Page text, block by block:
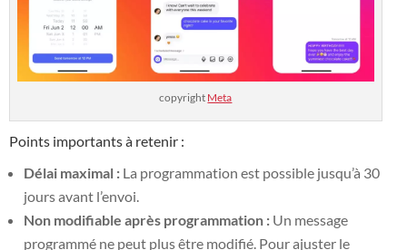
copyright Meta
Points importants à retenir :
Délai maximal : La programmation est possible jusqu’à 30
jours avant l’envoi.
Non modifiable après programmation : Un message
programmé ne peut plus être modifié. Pour ajuster le